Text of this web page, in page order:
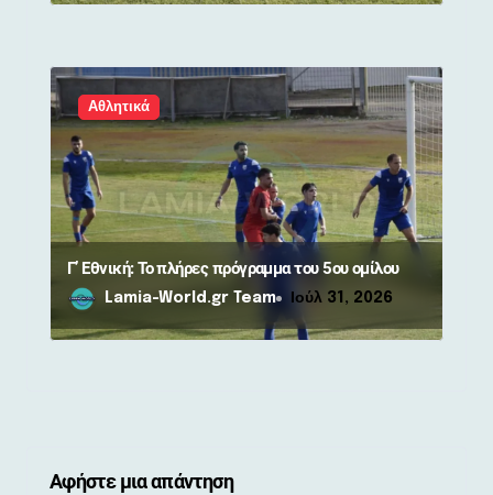
Αθλητικά
Γ’ Εθνική: Το πλήρες πρόγραμμα του 5ου ομίλου
Lamia-World.gr Team Ιούλ 31, 2026
Αφήστε μια απάντηση